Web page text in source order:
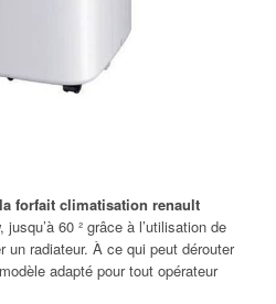
forfait climatisation renault
60 ² grâce à l’utilisation de
un radiateur. À ce qui peut dérouter
adapté pour tout opérateur